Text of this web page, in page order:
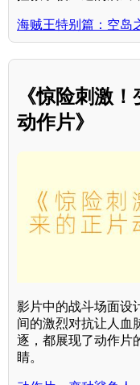
海贼王特别篇：空岛
《惊险刺激
动作片》
影片中的战斗场面设
间的激烈对抗让人血
逐，都展现了动作片
睛。